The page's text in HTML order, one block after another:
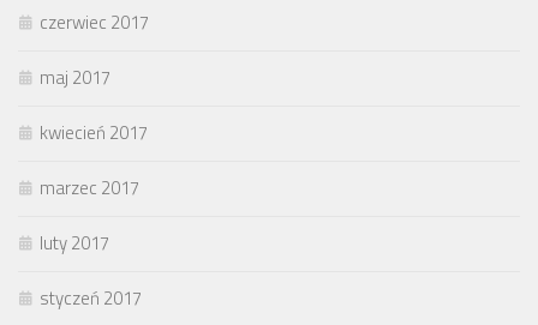
czerwiec 2017
maj 2017
kwiecień 2017
marzec 2017
luty 2017
styczeń 2017